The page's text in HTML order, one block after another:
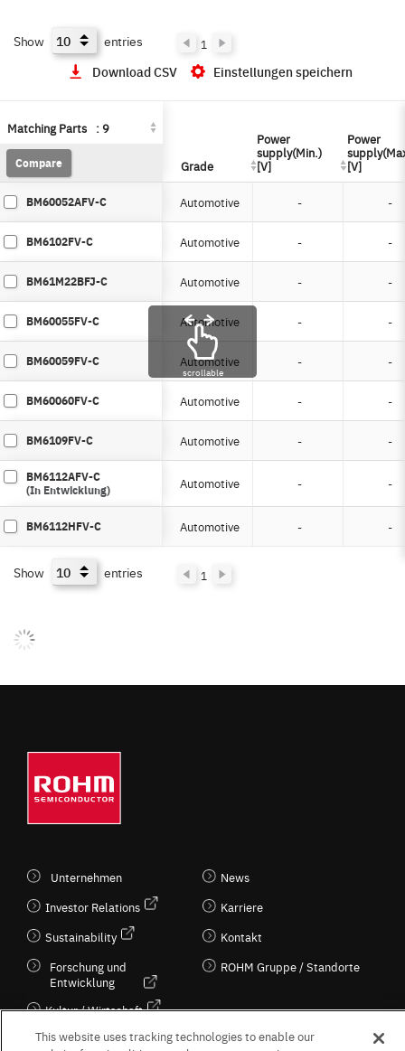
Show entries 1
Download CSV Einstellungen speichern
Matching Parts : 9
Compare Grade
Power
supply(Min.)
[V]
Power
[V]
BM60052AFV-C Automotive - -
BM6102FV-C Automotive - -
BM61M22BFJ-C Automotive - -
BM60055FV-C Automotive - -
BM60059FV-C Automotive - -
BM60060FV-C Automotive - -
BM6109FV-C Automotive - -
BM6112AFV-C
(In Entwicklung)
Automotive - -
BM6112HFV-C Automotive - -
Matching Parts : 9
Compare Grade
Power
supply(Min.)
[V]
Power
[V]
scrollable
Show entries 1
Unternehmen
Investor Relations
Sustainability
Forschung und
Entwicklung
Kultur / Wirtschaft
News
Karriere
Kontakt
ROHM Gruppe / Standorte
This website uses tracking technologies to enable our